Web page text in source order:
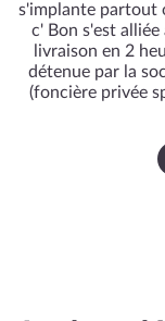
s'implante partout
c' Bon s'est
livraison en 2
détenue par la
(foncière privée